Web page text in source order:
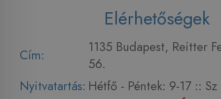
Elérhetőségek
Cím:
1135 Budapest, Reitter
56.
Nyitvatartás: Hétfő - Péntek: 9-17 :: Sz